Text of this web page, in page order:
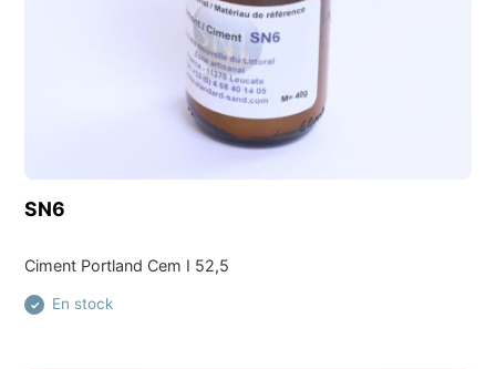
SN6
Ciment Portland Cem I 52,5
✓ En stock